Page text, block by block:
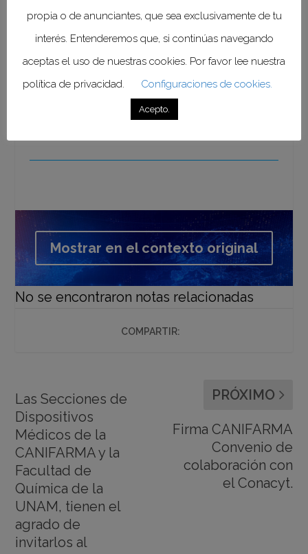
Mostrar en el contexto original
No se encontraron notas relacionadas
COMPARTIR:
Las Secciones de
Dispositivos
Médicos de la
CANIFARMA y la
Facultad de
Química de la
UNAM, tienen el
agrado de
invitarlos al
PRÓXIMO
Firma CANIFARMA
Convenio de
colaboración con
el Conacyt.
propia o de anunciantes, que sea exclusivamente de tu
interés. Entenderemos que, si continúas navegando
aceptas el uso de nuestras cookies. Por favor lee nuestra
política de privacidad.
Configuraciones de cookies.
Acepto.